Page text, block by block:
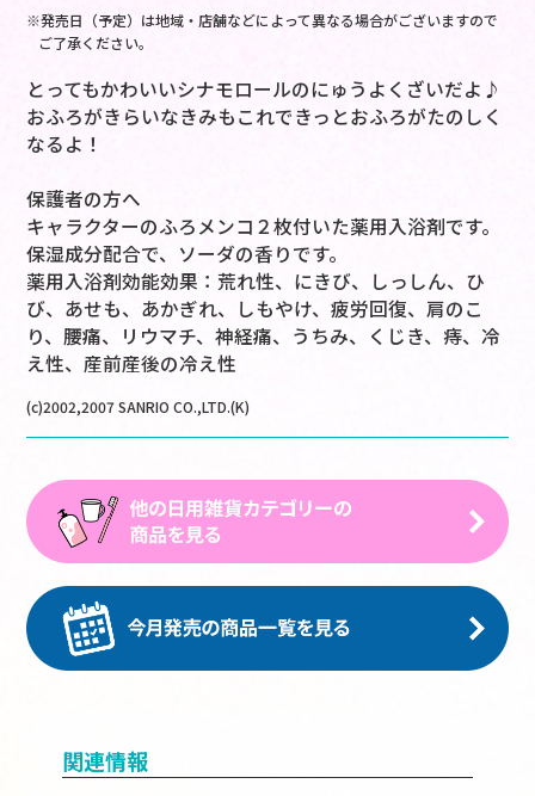
※発売日（予定）は地域・店舗などによって異なる場合がございますので
ご了承ください。
とってもかわいいシナモロールのにゅうよくざいだよ♪
おふろがきらいなきみもこれできっとおふろがたのしく
なるよ！
保護者の方へ
キャラクターのふろメンコ２枚付いた薬用入浴剤です。
保湿成分配合で、ソーダの香りです。
薬用入浴剤効能効果：荒れ性、にきび、しっしん、ひ
び、あせも、あかぎれ、しもやけ、疲労回復、肩のこ
り、腰痛、リウマチ、神経痛、うちみ、くじき、痔、冷
え性、産前産後の冷え性
(c)2002,2007 SANRIO CO.,LTD.(K)
関連情報